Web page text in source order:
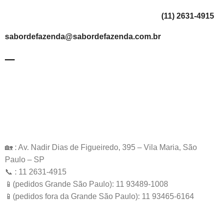
(11) 2631-4915
sabordefazenda@sabordefazenda.com.br
🏡 : Av. Nadir Dias de Figueiredo, 395 – Vila Maria, São
Paulo – SP
📞 : 11 2631-4915
📱(pedidos Grande São Paulo): 11 93489-1008
📱(pedidos fora da Grande São Paulo): 11 93465-6164